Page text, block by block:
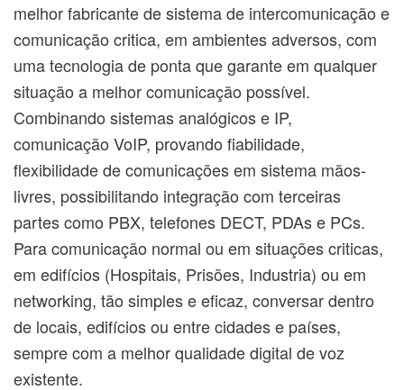
melhor fabricante de sistema de intercomunicação e
comunicação critica, em ambientes adversos, com
uma tecnologia de ponta que garante em qualquer
situação a melhor comunicação possível.
Combinando sistemas analógicos e IP,
comunicação VoIP, provando fiabilidade,
flexibilidade de comunicações em sistema mãos-
livres, possibilitando integração com terceiras
partes como PBX, telefones DECT, PDAs e PCs.
Para comunicação normal ou em situações criticas,
em edifícios (Hospitais, Prisões, Industria) ou em
networking, tão simples e eficaz, conversar dentro
de locais, edifícios ou entre cidades e países,
sempre com a melhor qualidade digital de voz
existente.